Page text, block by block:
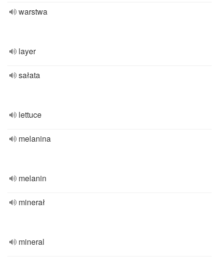
warstwa
layer
sałata
lettuce
melanina
melanin
minerał
mineral